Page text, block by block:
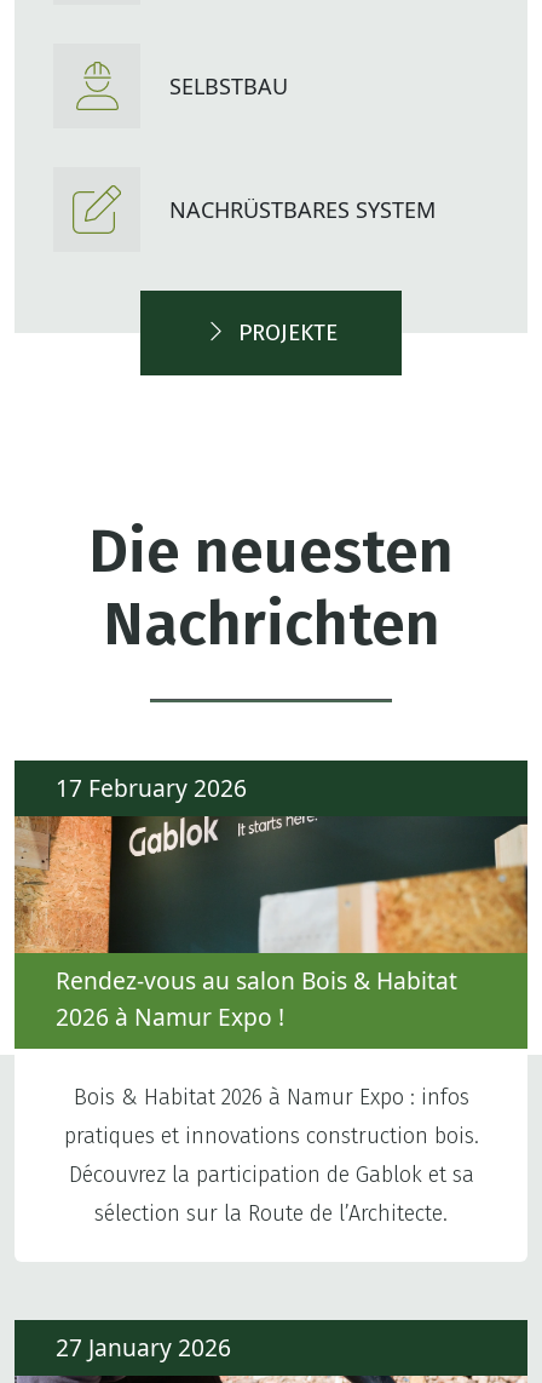
SELBSTBAU
NACHRÜSTBARES SYSTEM
PROJEKTE
Die neuesten
Nachrichten
17 February 2026
Rendez-vous au salon Bois & Habitat
2026 à Namur Expo !
Bois & Habitat 2026 à Namur Expo : infos
pratiques et innovations construction bois.
Découvrez la participation de Gablok et sa
sélection sur la Route de l’Architecte.
27 January 2026